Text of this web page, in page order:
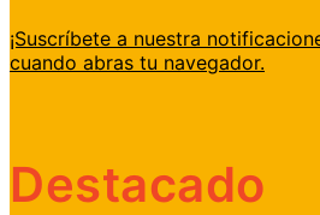
¡Suscríbete a nuestra
cuando abras tu navegador.
Destacado